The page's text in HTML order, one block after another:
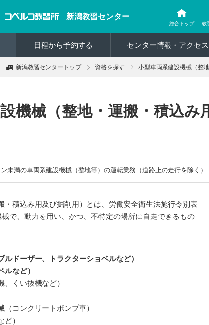
新潟教習センター
総合トップ 教
日程から予約する センター情報・アクセス
新潟教習センタートップ 資格を探す 小型車両系建設機械（整
機械（整地・運搬・積込み
未満の車両系建設機械（整地等）の運転業務（道路上の走行を除く）
・積込み用及び掘削用）とは、労働安全衛生法施行令別表
で、動力を用い、かつ、不特定の場所に自走できるもの
ドーザー、トラクターショベルなど）
など）
くい抜機など）
コンクリートポンプ車）
）